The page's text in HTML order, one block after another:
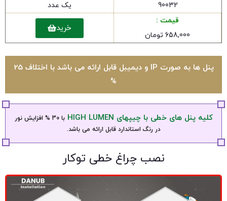
90032
یک عدد
قیمت :
658,000 تومان
خرید
پنل ها به صورت IP و دیمیبل قابل ارائه می باشد با اختلاف 25
%
کلیه پنل های خطی با چیپهای HIGH LUMEN
با 30 % افزایش نور
در رنگ استاندارد قابل ارائه می باشد.
نصب چراغ خطی توکار